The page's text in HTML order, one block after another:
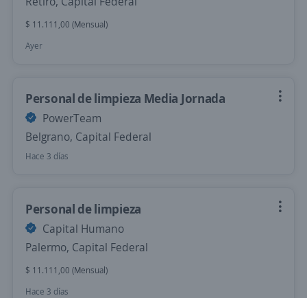
$ 11.111,00 (Mensual)
Ayer
Personal de limpieza Media Jornada
PowerTeam
Belgrano, Capital Federal
Hace 3 días
Personal de limpieza
Capital Humano
Palermo, Capital Federal
$ 11.111,00 (Mensual)
Hace 3 días